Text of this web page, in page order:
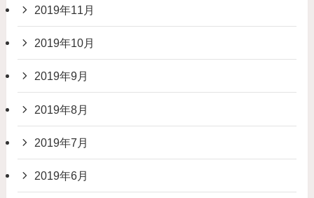
2019年11月
2019年10月
2019年9月
2019年8月
2019年7月
2019年6月